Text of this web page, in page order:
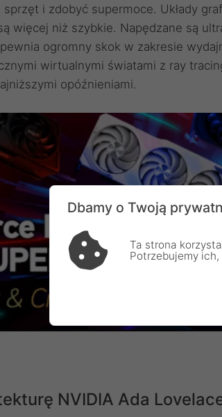
i zdobyć supermoce. Układy
więcej niż szybkie. Napędzane są
ogromny skok w zakresie
wirtualnymi światami z ray
opóźnieniami.
NVIDIA Ada
Dbamy o Twoją
Ta strona
Potrzebujemy